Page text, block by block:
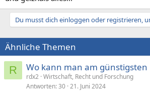
Du musst dich einloggen oder registrieren,
Ähnliche Themen
R Wo kann man am günstigsten
rdx2 Wirtschaft, Recht und Forschung
Antworten 30 21. Juni 2024